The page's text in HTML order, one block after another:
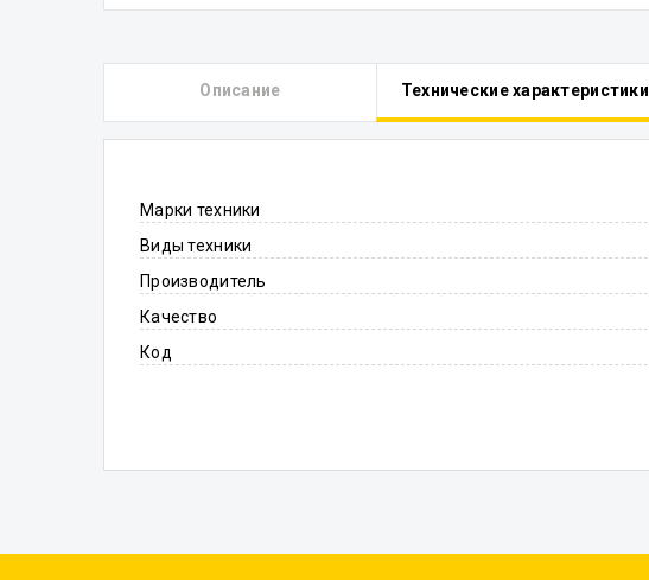
Описание Технические характеристики
Марки техники
Виды техники
Производитель
Качество
Код